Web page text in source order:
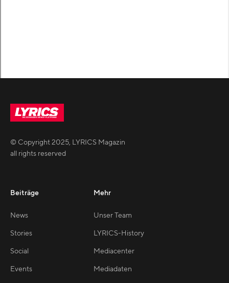
© Copyright2025, LYRICS Magazin
all rights reserved
Beiträge
News
Stories
Social
Events
Mehr
Unser Team
LYRICS-History
Mediacenter
Mediadaten